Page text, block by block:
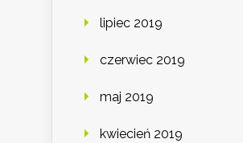
lipiec 2019
czerwiec 2019
maj 2019
kwiecień 2019